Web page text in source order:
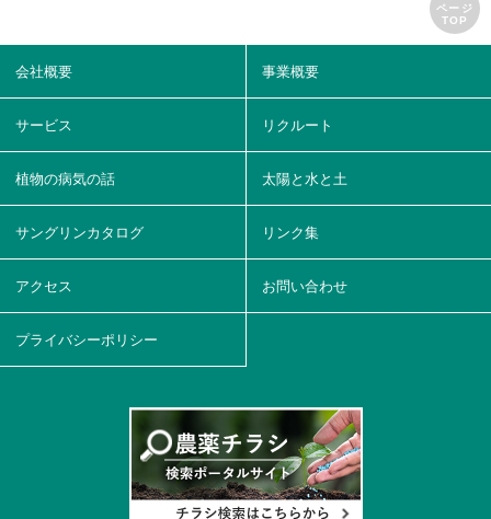
ページ
TOP
会社概要 事業概要
サービス リクルート
植物の病気の話 太陽と水と土
サングリンカタログ リンク集
アクセス お問い合わせ
プライバシーポリシー